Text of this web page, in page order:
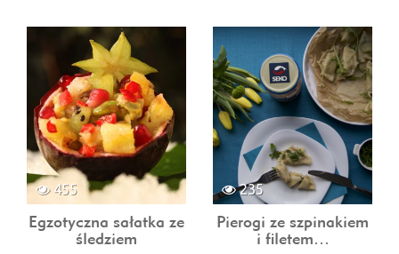
455
Egzotyczna sałatka ze
śledziem
235
Pierogi ze szpinakiem
i filetem…